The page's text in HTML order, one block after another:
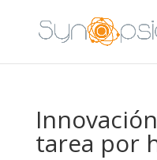
tarea por